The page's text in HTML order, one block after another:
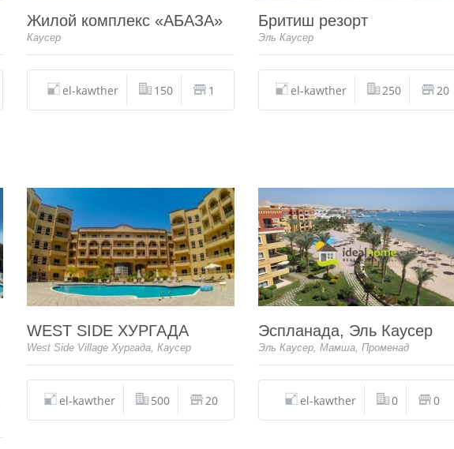
Жилой комплекс «АБАЗА»
Каусер
el-kawther 150 1
Бритиш резорт
Эль Каусер
el-kawther 250 20
WEST SIDE ХУРГАДА
West Side Village Хургада, Каусер
el-kawther 500 20
Эспланада, Эль Каусер
Эль Каусер, Мамша, Променад
el-kawther 0 0